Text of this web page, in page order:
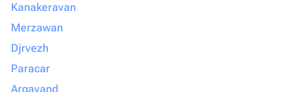
Kanakeravan
Merzawan
Djrvezh
Paracar
Argavand